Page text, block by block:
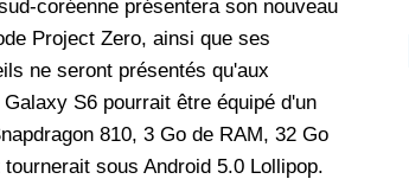
coréenne présentera son nouveau
Project Zero, ainsi que ses
ne seront présentés qu'aux
S6 pourrait être équipé d'un
810, 3 Go de RAM, 32 Go
sous Android 5.0 Lollipop.
d'internet est de 7 jours alors que celle du solde